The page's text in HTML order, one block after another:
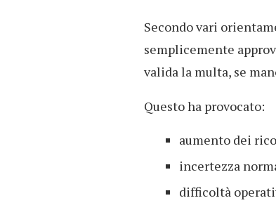
Secondo vari
semplicemente
valida la multa, se
Questo ha provocato:
aumento dei
incertezza
difficoltà